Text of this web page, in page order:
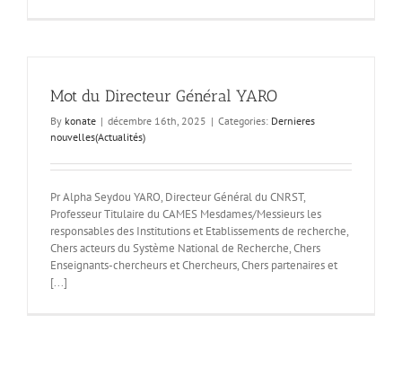
Mot du Directeur Général YARO
By konate | décembre 16th, 2025 | Categories: Dernieres
nouvelles(Actualités)
Pr Alpha Seydou YARO, Directeur Général du CNRST,
Professeur Titulaire du CAMES Mesdames/Messieurs les
responsables des Institutions et Etablissements de recherche,
Chers acteurs du Système National de Recherche, Chers
Enseignants-chercheurs et Chercheurs, Chers partenaires et
[...]